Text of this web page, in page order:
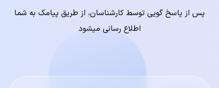
پس از پاسخ گویی توسط کارشناسان، از طریق پیامک به شما
اطلاع رسانی میشود